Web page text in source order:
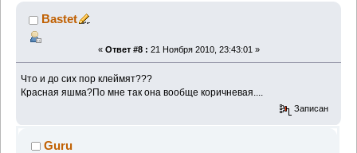
Bastet
« Ответ #8 : 21 Ноября 2010, 23:43:01 »
Что и до сих пор клеймят???
Красная яшма?По мне так она вообще коричневая....
Записан
Guru